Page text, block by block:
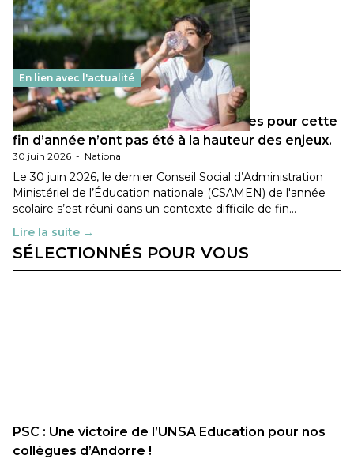
En lien avec l'actualité
Les décisions ministérielles attendues pour cette
fin d’année n’ont pas été à la hauteur des enjeux.
30 juin 2026 - National
Le 30 juin 2026, le dernier Conseil Social d’Administration
Ministériel de l’Éducation nationale (CSAMEN) de l'année
scolaire s’est réuni dans un contexte difficile de fin…
Lire la suite →
SÉLECTIONNÉS POUR VOUS
PSC : Une victoire de l’UNSA Education pour nos
collègues d’Andorre !